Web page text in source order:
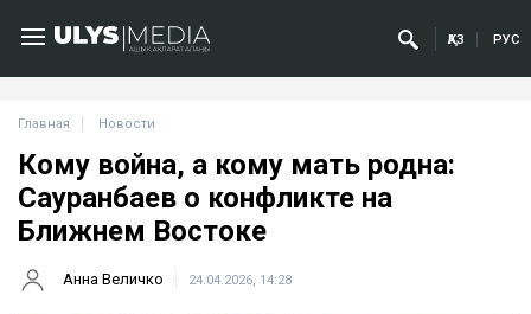
ҚАЗ РУС
Главная Новости
Кому война, а кому мать родна:
Сауранбаев о конфликте на
Ближнем Востоке
Анна Величко 24.04.2026, 14:28